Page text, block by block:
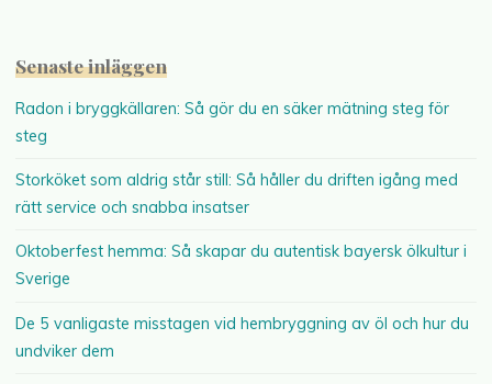
Senaste inläggen
Radon i bryggkällaren: Så gör du en säker mätning steg för
steg
Storköket som aldrig står still: Så håller du driften igång med
rätt service och snabba insatser
Oktoberfest hemma: Så skapar du autentisk bayersk ölkultur i
Sverige
De 5 vanligaste misstagen vid hembryggning av öl och hur du
undviker dem